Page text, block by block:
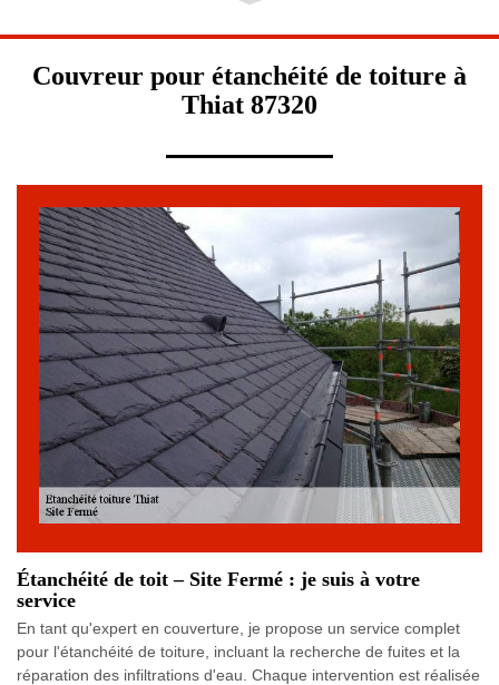
Couvreur pour étanchéité de toiture à
Thiat 87320
Étanchéité de toit – Site Fermé : je suis à votre
service
En tant qu'expert en couverture, je propose un service complet
pour l'étanchéité de toiture, incluant la recherche de fuites et la
réparation des infiltrations d'eau. Chaque intervention est réalisée